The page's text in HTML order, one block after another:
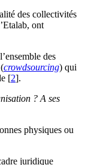
des collectivités
ont
des
crowdsourcing) qui
[2].
? A ses
physiques ou
juridique